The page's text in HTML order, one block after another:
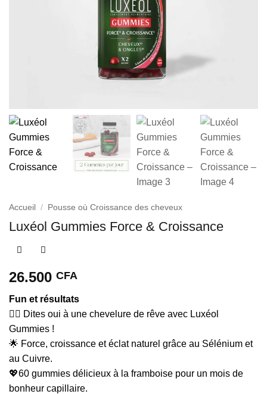
Accueil / Pousse où Croissance des cheveux
Luxéol Gummies Force & Croissance
26.500 CFA
Fun et résultats
💇‍♀️ Dites oui à une chevelure de rêve avec Luxéol
Gummies !
🌟 Force, croissance et éclat naturel grâce au Sélénium et
au Cuivre.
💖60 gummies délicieux à la framboise pour un mois de
bonheur capillaire.